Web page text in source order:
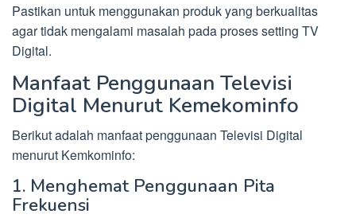
Pastikan untuk menggunakan produk yang berkualitas
agar tidak mengalami masalah pada proses setting TV
Digital.
Manfaat Penggunaan Televisi
Digital Menurut Kemekominfo
Berikut adalah manfaat penggunaan Televisi Digital
menurut Kemkominfo:
1. Menghemat Penggunaan Pita
Frekuensi